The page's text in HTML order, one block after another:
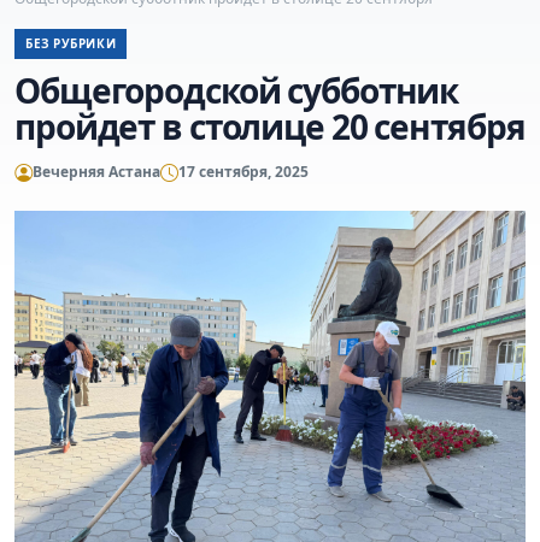
БЕЗ РУБРИКИ
Общегородской субботник
пройдет в столице 20 сентября
Вечерняя Астана 17 сентября, 2025